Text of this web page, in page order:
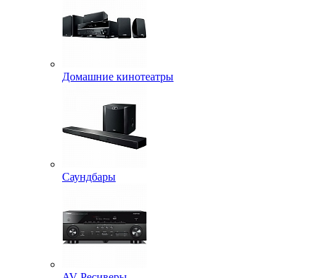
Домашние кинотеатры
Саундбары